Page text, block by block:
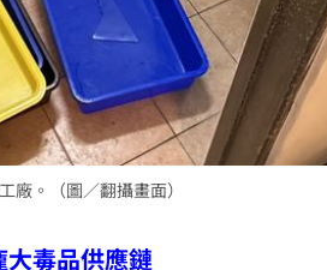
廠。（圖／翻攝畫面）
毒品供應鏈